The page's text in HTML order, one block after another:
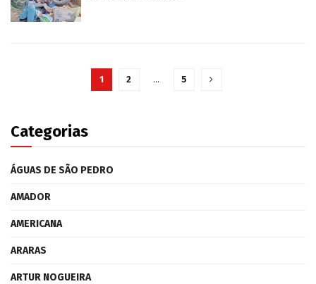
1 2 … 5
Categorias
ÁGUAS DE SÃO PEDRO
AMADOR
AMERICANA
ARARAS
ARTUR NOGUEIRA